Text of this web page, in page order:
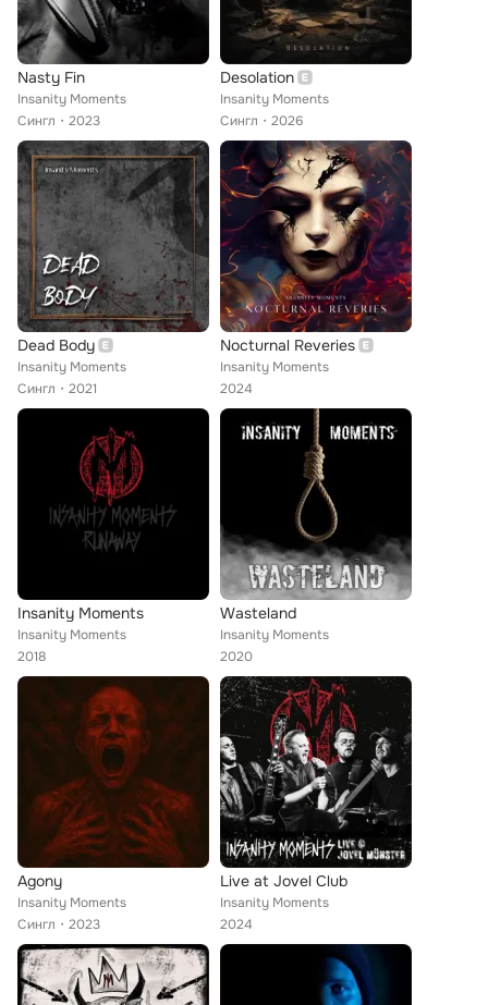
Nasty Fin
Insanity Moments
Сингл
2023
Desolation
Insanity Moments
Сингл
2026
Dead Body
Insanity Moments
Сингл
2021
Nocturnal Reveries
Insanity Moments
2024
Insanity Moments
Insanity Moments
2018
Wasteland
Insanity Moments
2020
Agony
Insanity Moments
Сингл
2023
Live at Jovel Club
Insanity Moments
2024